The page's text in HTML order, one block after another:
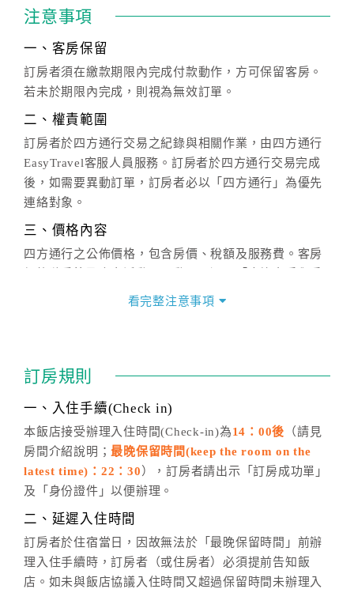
注意事項
一、客房保留
訂房者須在繳款期限內完成付款動作，方可保留客房。
若未於期限內完成，則視為無效訂單。
二、權責範圍
訂房者於四方通行交易之紀錄與相關作業，由四方通行
EasyTravel客服人員服務。訂房者於四方通行交易完成
後，如需要異動訂單，訂房者必以「四方通行」為優先
連絡對象。
三、價格內容
四方通行之公佈價格，包含房價、稅額及服務費。客房
價」之當日價格為標準。
話方式異動訂單。
※非客服時間之申辦異動，皆為次日計算及辦理。
五、客服時間
週一至週日，上午9:00～晚上6:00
六、聯絡方式
(07)9682715 。
看完整注意事項
訂房規則
一、入住手續(Check in)
本飯店接受辦理入住時間(Check-in)為14：00後 （請見
房間介紹說明；最晚保留時間(keep the room on the
latest time)：22：30 ），訂房者請出示「訂房成功單」
及「身份證件」以便辦理。
二、延遲入住時間
訂房者於住宿當日，因故無法於「最晚保留時間」前辦
理入住手續時，訂房者（或住房者）必須提前告知飯
店。如未與飯店協議入住時間又超過保留時間未辦理入